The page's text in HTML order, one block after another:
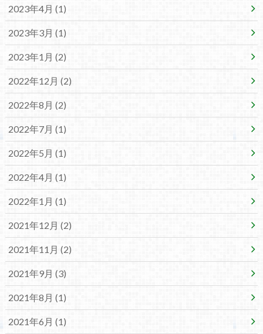
2023年4月 (1)
2023年3月 (1)
2023年1月 (2)
2022年12月 (2)
2022年8月 (2)
2022年7月 (1)
2022年5月 (1)
2022年4月 (1)
2022年1月 (1)
2021年12月 (2)
2021年11月 (2)
2021年9月 (3)
2021年8月 (1)
2021年6月 (1)